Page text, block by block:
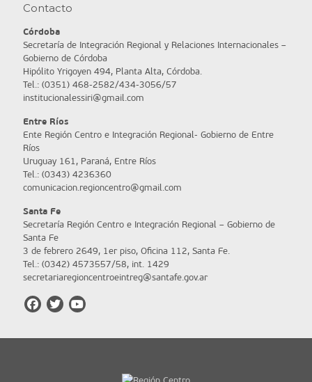
Contacto
Córdoba
Secretaría de Integración Regional y Relaciones Internacionales –
Gobierno de Córdoba
Hipólito Yrigoyen 494, Planta Alta, Córdoba.
Tel.: (0351) 468-2582/434-3056/57
institucionalessiri@gmail.com
Entre Ríos
Ente Región Centro e Integración Regional- Gobierno de Entre
Ríos
Uruguay 161, Paraná, Entre Ríos
Tel.: (0343) 4236360
comunicacion.regioncentro@gmail.com
Santa Fe
Secretaría Región Centro e Integración Regional – Gobierno de
Santa Fe
3 de febrero 2649, 1er piso, Oficina 112, Santa Fe.
Tel.: (0342) 4573557/58, int. 1429
secretariaregioncentroeintreg@santafe.gov.ar